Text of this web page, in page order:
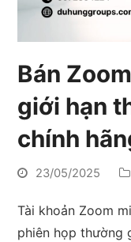
Bán
giới hạn
chính
23/05/2025
Tài khoản Zoom
phiên họp thường